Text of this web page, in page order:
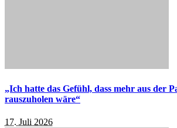
„Ich hatte das Gefühl, dass mehr aus der
rauszuholen wäre“
17. Juli 2026